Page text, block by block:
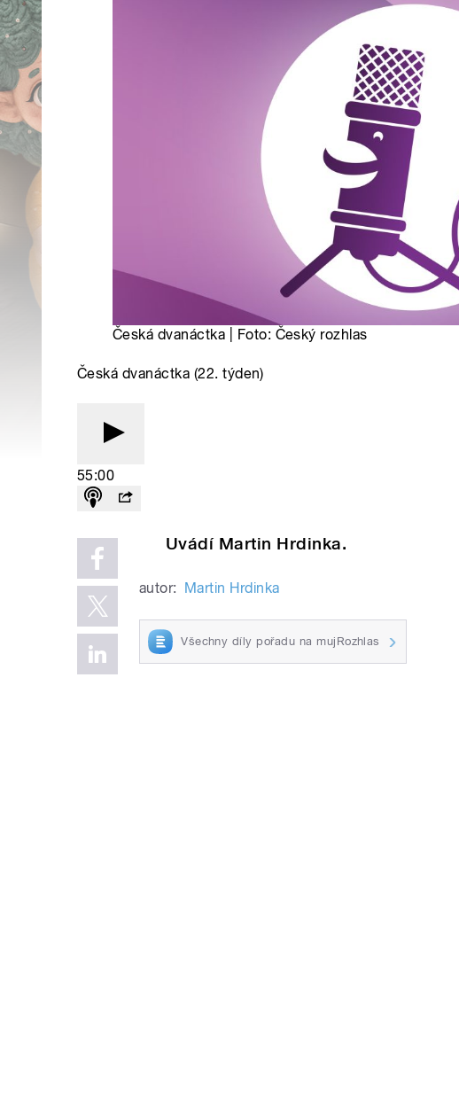
Česká dvanáctka | Foto: Český rozhlas
Česká dvanáctka (22. týden)
55:00
Uvádí Martin Hrdinka.
autor: Martin Hrdinka
Všechny díly pořadu na mujRozhlas